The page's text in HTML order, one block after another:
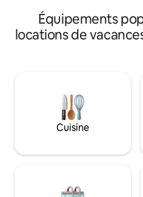
privée de plain-pied sur le
avec terrasse / pergola +
de nature, randonnée, pêche
cyclable Rhön-Expr.Bahn, piste
Rhön-Sinntal, R2 Fulda, Rhön,
Würzburg facilement
Risque d'accident, par
animal de compagnie au choix.
Équipements
locations de
Cuisine